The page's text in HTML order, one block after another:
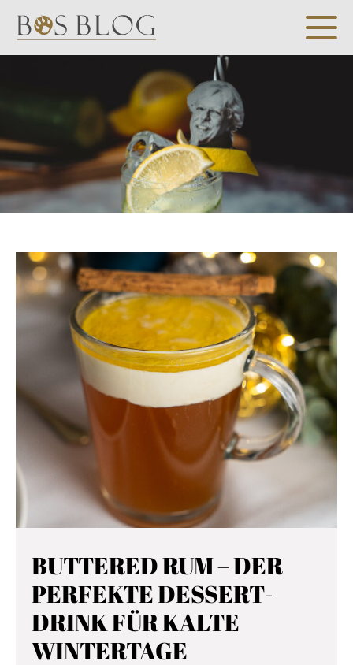
BUTTERED RUM – DER
PERFEKTE DESSERT-
DRINK FÜR KALTE
WINTERTAGE